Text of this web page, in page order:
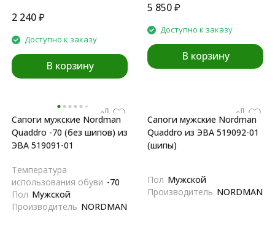
2 240₽
Доступно к заказу
В корзину
5 850₽
Доступно к заказу
В корзину
Сапоги мужские Nordman
Quaddro -70 (без шипов) из
ЭВА 519091-01
Температура
использования обуви -70
Пол Мужской
Производитель NORDMAN
Сапоги мужские Nordman
Quaddro из ЭВА 519092-01
(шипы)
Пол Мужской
Производитель NORDMAN